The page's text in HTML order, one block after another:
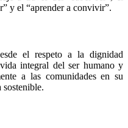
y el “aprender a convivir”.
el respeto a la dignidad
integral del ser humano y
a las comunidades en su